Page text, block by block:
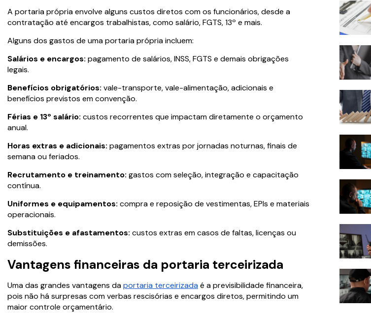
A portaria própria envolve alguns custos diretos com os funcionários, desde a
contratação até encargos trabalhistas, como salário, FGTS, 13º e mais.
Alguns dos gastos de uma portaria própria incluem:
Salários e encargos: pagamento de salários, INSS, FGTS e demais obrigações
legais.
Benefícios obrigatórios: vale-transporte, vale-alimentação, adicionais e
benefícios previstos em convenção.
Férias e 13º salário: custos recorrentes que impactam diretamente o orçamento
anual.
Horas extras e adicionais: pagamentos extras por jornadas noturnas, finais de
semana ou feriados.
Recrutamento e treinamento: gastos com seleção, integração e capacitação
contínua.
Uniformes e equipamentos: compra e reposição de vestimentas, EPIs e materiais
operacionais.
Substituições e afastamentos: custos extras em casos de faltas, licenças ou
demissões.
Vantagens financeiras da portaria terceirizada
Uma das grandes vantagens daportaria terceirizada é a previsibilidade financeira,
pois não há surpresas com verbas rescisórias e encargos diretos, permitindo um
maior controle orçamentário.